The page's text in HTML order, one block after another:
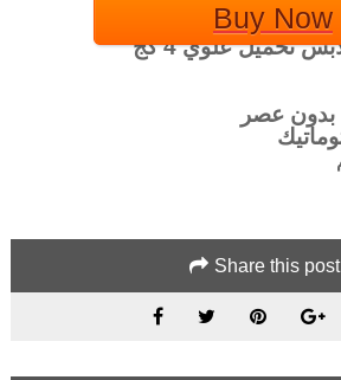
تحميل علوي 4 كج
بدون عصر
Buy Now
Share this post